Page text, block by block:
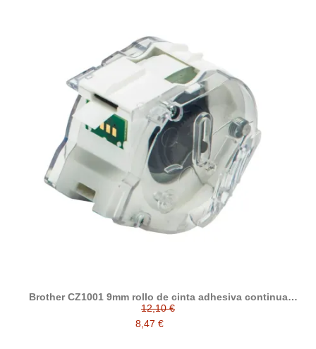
Brother CZ1001 9mm rollo de cinta adhesiva continua
compatible
12,10 €
8,47 €